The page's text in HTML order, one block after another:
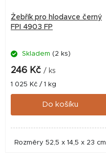
Žebřík pro hlodavce černý
FPI 4903 FP
Skladem (2 ks)
246 Kč / ks
Měrná
cena:
1 025 Kč / 1 kg
Do košíku
Rozměry 52,5 x 14,5 x 23 cm